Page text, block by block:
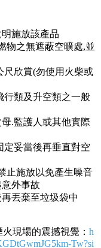
施放該產品
物之無遮蔽空曠處,並
尺欣賞(勿使用火柴或
行類及升空類之一般
.監護人或其他實際
定妥當後再垂直對空
止施放以免產生噪音
外事故
丟棄至垃圾袋中
現場的震撼視覺： h
Tw?si